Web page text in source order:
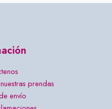
prendas
envío